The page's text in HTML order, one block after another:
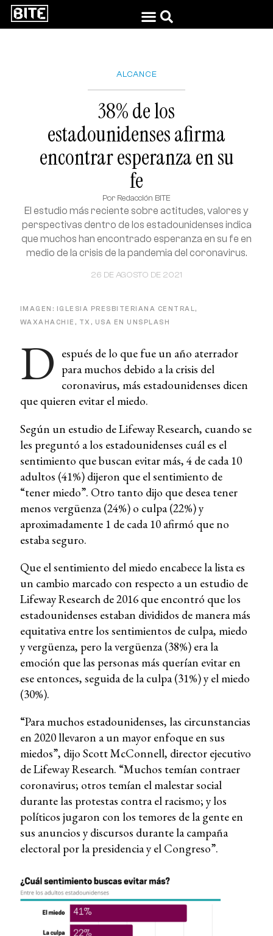
ALCANCE
38% de los
estadounidenses afirma
encontrar esperanza en su
fe
Por Redacción BITE
26 DE AGOSTO DE 2021
El estudio más reciente sobre actitudes, valores y
perspectivas dentro de los estadounidenses indica
que muchos han encontrado esperanza en su fe en
medio de la crisis de la pandemia del coronavirus.
IMAGEN: IGLESIA PRESBITERIANA CENTRAL,
WAXAHACHIE, TX, USA EN UNSPLASH
D espués de lo que fue un año aterrador
para muchos debido a la crisis del
coronavirus, más estadounidenses dicen
que quieren evitar el miedo.
Según un estudio de Lifeway Research, cuando se
les preguntó a los estadounidenses cuál es el
sentimiento que buscan evitar más, 4 de cada 10
adultos (41%) dijeron que el sentimiento de
“tener miedo”. Otro tanto dijo que desea tener
menos vergüenza (24%) o culpa (22%) y
aproximadamente 1 de cada 10 afirmó que no
estaba seguro.
Que el sentimiento del miedo encabece la lista es
un cambio marcado con respecto a un estudio de
Lifeway Research de 2016 que encontró que los
estadounidenses estaban divididos de manera más
equitativa entre los sentimientos de culpa, miedo
y vergüenza, pero la vergüenza (38%) era la
emoción que las personas más querían evitar en
ese entonces, seguida de la culpa (31%) y el miedo
(30%).
“Para muchos estadounidenses, las circunstancias
en 2020 llevaron a un mayor enfoque en sus
miedos”, dijo Scott McConnell, director ejecutivo
de Lifeway Research. “Muchos temían contraer
coronavirus; otros temían el malestar social
durante las protestas contra el racismo; y los
políticos jugaron con los temores de la gente en
sus anuncios y discursos durante la campaña
electoral por la presidencia y el Congreso”.